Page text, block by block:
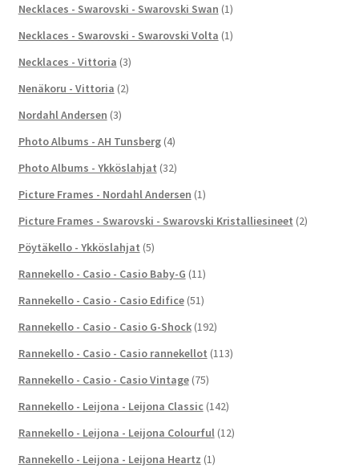
Necklaces - Swarovski - Swarovski Swan (1)
Necklaces - Swarovski - Swarovski Volta (1)
Necklaces - Vittoria (3)
Nenäkoru - Vittoria (2)
Nordahl Andersen (3)
Photo Albums - AH Tunsberg (4)
Photo Albums - Ykköslahjat (32)
Picture Frames - Nordahl Andersen (1)
Picture Frames - Swarovski - Swarovski Kristalliesineet (2)
Pöytäkello - Ykköslahjat (5)
Rannekello - Casio - Casio Baby-G (11)
Rannekello - Casio - Casio Edifice (51)
Rannekello - Casio - Casio G-Shock (192)
Rannekello - Casio - Casio rannekellot (113)
Rannekello - Casio - Casio Vintage (75)
Rannekello - Leijona - Leijona Classic (142)
Rannekello - Leijona - Leijona Colourful (12)
Rannekello - Leijona - Leijona Heartz (1)